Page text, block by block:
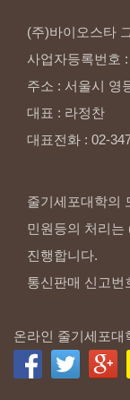
(주)바이오스타
사업자등록번호 :
주소 : 서울시 영
대표 : 라정찬
대표전화 : 02-
줄기세포대학의
민원등의 처리는
진행합니다.
통신판매 신고번
온라인 줄기세포대